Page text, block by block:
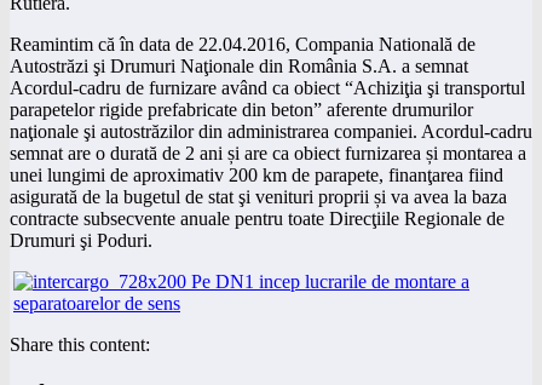
Reamintim că în data de 22.04.2016, Compania Natională de
Autostrăzi şi Drumuri Naţionale din România S.A. a semnat
Acordul-cadru de furnizare având ca obiect “Achiziţia şi transportul
parapetelor rigide prefabricate din beton” aferente drumurilor
naţionale şi autostrăzilor din administrarea companiei. Acordul-cadru
semnat are o durată de 2 ani și are ca obiect furnizarea și montarea a
unei lungimi de aproximativ 200 km de parapete, finanţarea fiind
asigurată de la bugetul de stat şi venituri proprii și va avea la baza
contracte subsecvente anuale pentru toate Direcţiile Regionale de
Drumuri şi Poduri.
Share this content: